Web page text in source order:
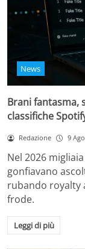
News
Brani fantasma,
classifiche
Redazione 9
Nel 2026
gonfiavano
rubando royalty
frode.
Leggi di più